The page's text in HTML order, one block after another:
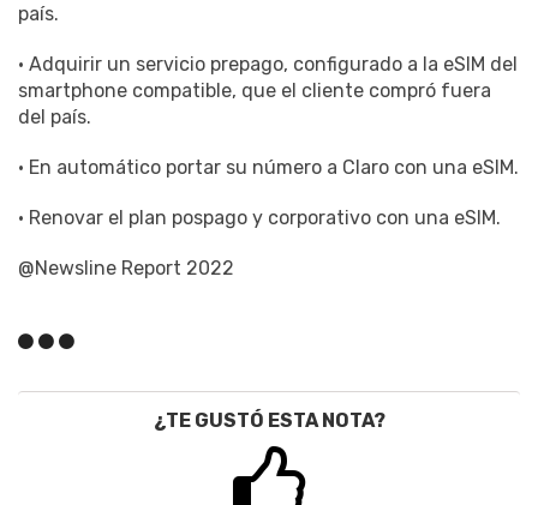
país.
• Adquirir un servicio prepago, configurado a la eSIM del
smartphone compatible, que el cliente compró fuera
del país.
• En automático portar su número a Claro con una eSIM.
• Renovar el plan pospago y corporativo con una eSIM.
@Newsline Report 2022
¿TE GUSTÓ ESTA NOTA?